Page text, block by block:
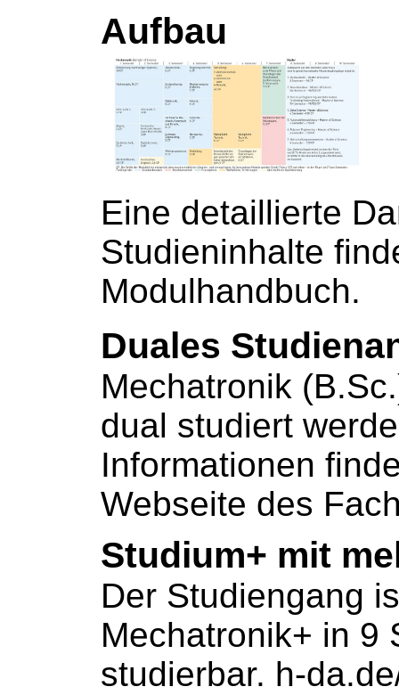
Aufbau
Eine detaillierte
Studieninhalte
Modulhandbuch.
Duales
Mechatronik
dual studiert
Informationen
Webseite des
Studium+ mit
Der Studiengang
Mechatronik+ in 9
studierbar. h-